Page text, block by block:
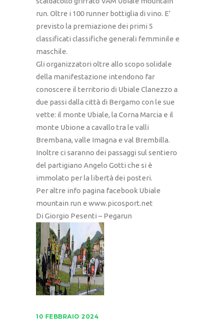
run. Oltre i 100 runner bottiglia di vino. E’
previsto la premiazione dei primi 5
classificati classifiche generali femminile e
maschile.
Gli organizzatori oltre allo scopo solidale
della manifestazione intendono far
conoscere il territorio di Ubiale Clanezzo a
due passi dalla città di Bergamo con le sue
vette: il monte Ubiale, la Corna Marcia e il
monte Ubione a cavallo tra le valli
Brembana, valle Imagna e val Brembilla.
Inoltre ci saranno dei passaggi sul sentiero
del partigiano Angelo Gotti che si è
immolato per la libertà dei posteri.
Per altre info pagina facebook Ubiale
mountain run e www.picosport.net
Di Giorgio Pesenti – Pegarun
10 FEBBRAIO 2024